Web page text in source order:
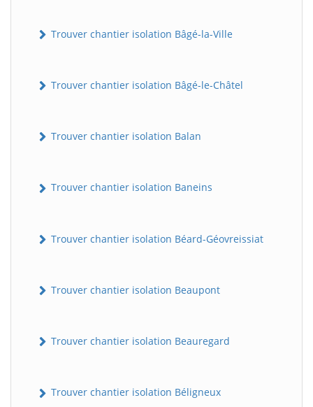
Trouver chantier isolation Bâgé-la-Ville
Trouver chantier isolation Bâgé-le-Châtel
Trouver chantier isolation Balan
Trouver chantier isolation Baneins
Trouver chantier isolation Béard-Géovreissiat
Trouver chantier isolation Beaupont
Trouver chantier isolation Beauregard
Trouver chantier isolation Béligneux